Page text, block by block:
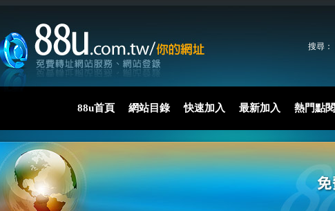
搜尋：
88u首頁 網站目錄 快速加入 最新加入 熱門點閱